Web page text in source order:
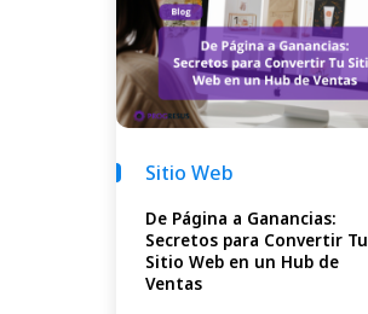
Sitio Web
De Página a Ganancias:
Secretos para Convertir Tu
Sitio Web en un Hub de
Ventas